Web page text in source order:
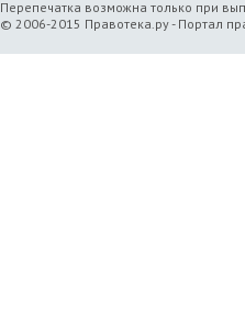
Перепечатка возможна только при
© 2006-2015 Правотека.ру - Портал